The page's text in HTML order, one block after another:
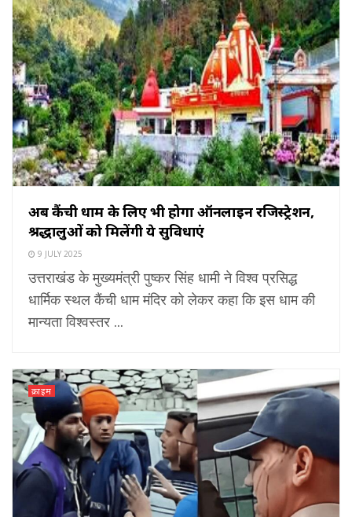
अब कैंची धाम के लिए भी होगा ऑनलाइन रजिस्ट्रेशन,
श्रद्धालुओं को मिलेंगी ये सुविधाएं
9 JULY 2025
उत्तराखंड के मुख्यमंत्री पुष्कर सिंह धामी ने विश्व प्रसिद्ध
धार्मिक स्थल कैंची धाम मंदिर को लेकर कहा कि इस धाम की
मान्यता विश्वस्तर ...
क्राइम